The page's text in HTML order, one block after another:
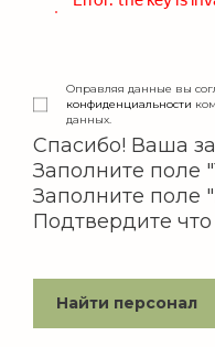
Оправляя данные вы
конфиденциальности
данных.
Спасибо! Ваша
Заполните поле
Заполните поле
Подтвердите